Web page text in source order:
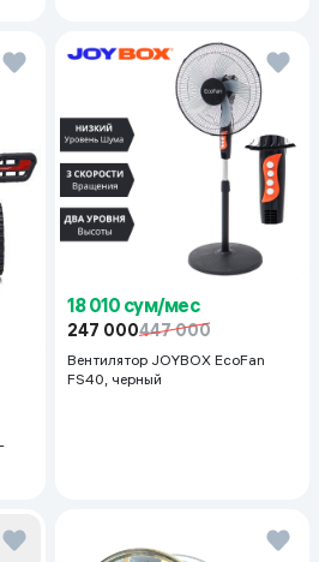
18 010 сум/мес
247 000447 000
Вентилятор JOYBOX EcoFan
FS40, черный